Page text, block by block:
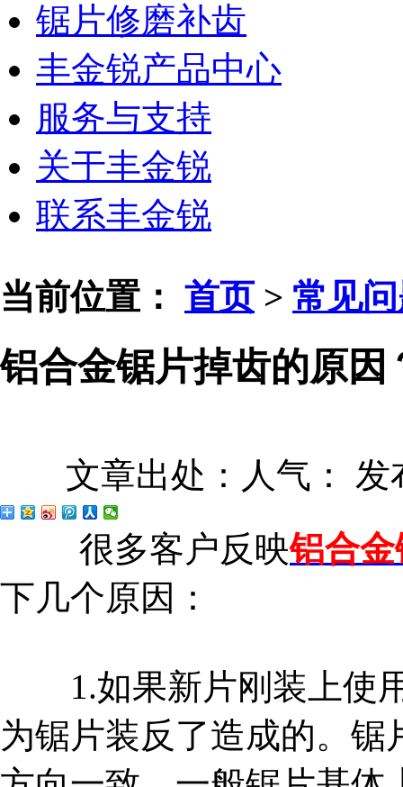
锯片修磨补齿
丰金锐产品中心
服务与支持
关于丰金锐
联系丰金锐
当前位置： 首页 > 常见
铝合金锯片掉齿的原因
文章出处： 人气：
发
很多客户反映铝合
下几个原因：
1.如果新片刚装上使用
为锯片装反了造成的。